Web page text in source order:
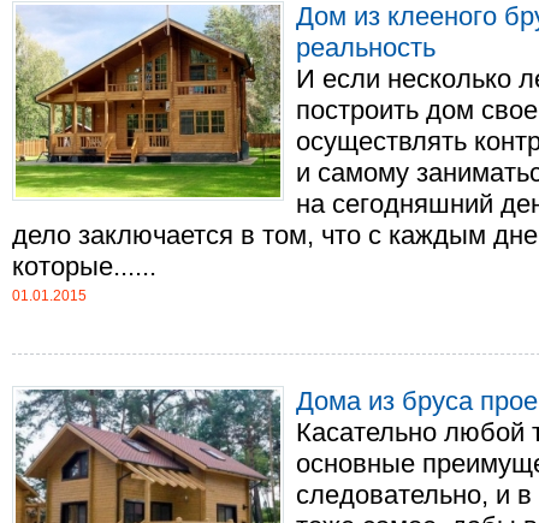
Дом из клееного
реальность
И если несколько
построить дом
осуществлять
и самому
на сегодняшний
дело заключается в том, что с каждым
которые......
01.01.2015
Дома из бруса
Касательно
основные
следовательно, и